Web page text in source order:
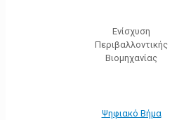
Ενίσχυση
Περιβαλλοντικής
Βιομηχανίας
Ψηφιακό Βήμα